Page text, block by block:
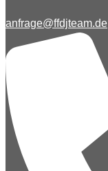
anfrage@ffdjteam.de